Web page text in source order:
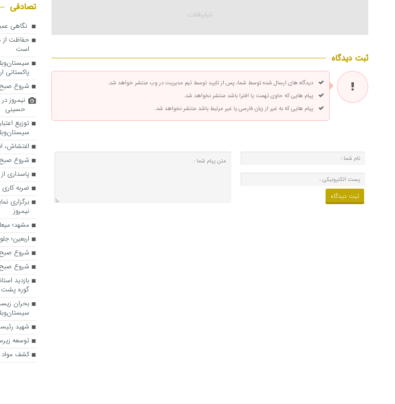
ثبت دیدگاه
دیدگاه های ارسال شده توسط شما، پس از تایید توسط تیم مدیریت در وب منتشر خواهد شد.
پیام هایی که حاوی تهمت یا افترا باشد منتشر نخواهد شد.
پیام هایی که به غیر از زبان فارسی یا غیر مرتبط باشد منتشر نخواهد شد.
تصادفی
نگاهی
حفاظت از
است
پاکستانی
شروع
نیمروز
حسینی
توزیع
اغتشاش،
شروع
پاسداری
ضربه
برگزاری
نیمروز
مشهد؛
اربعین؛
شروع
شروع
بازدید
گوره پشت
بحران
شهید
توسعه
کشف مواد